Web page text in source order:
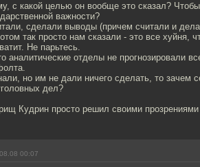
с какой целью он вообще это сказал?
важности?
сделали выводы (причем считали и
так просто нам сказали - это все
Не парьтесь.
аналитические отделы не прогнозировали
но им не дали ничего сделать, то зачем
дел?
Кудрин просто решил своими
00:07